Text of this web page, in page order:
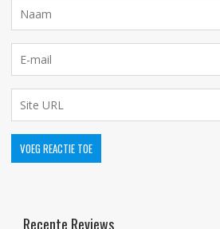
Recente Reviews